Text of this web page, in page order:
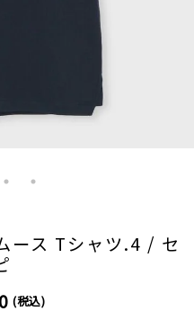
ース Tシャツ.4 / セ
(税込)